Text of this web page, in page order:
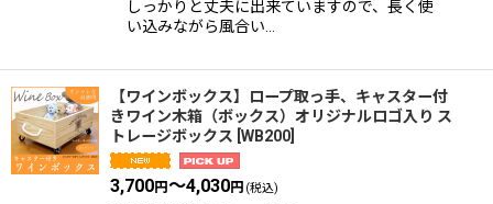
しっかりと丈夫に出来ていますので、長く使
い込みながら風合い…
【ワインボックス】ロープ取っ手、キャスター付
きワイン木箱（ボックス）オリジナルロゴ入り ス
トレージボックス WB200
3,700円～4,030円 (税込)